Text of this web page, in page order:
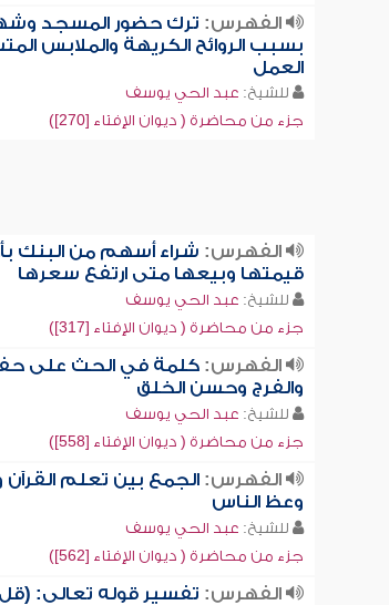
الفهرس: ترك حضور المسجد
بسبب الروائح الكريهة والملابس
العمل
للشيخ: عبد الحي يوسف
جزء من محاضرة ( ديوان الإفتاء [270])
الفهرس: شراء أسهم من البنك
قيمتها وبيعها متى ارتفع سعرها
للشيخ: عبد الحي يوسف
جزء من محاضرة ( ديوان الإفتاء [317])
الفهرس:كلمة في الحث على
والفرج وحسن الخلق
للشيخ: عبد الحي يوسف
جزء من محاضرة ( ديوان الإفتاء [558])
الفهرس:الجمع بين تعلم القرآن
وعظ الناس
للشيخ: عبد الحي يوسف
جزء من محاضرة ( ديوان الإفتاء [562])
الفهرس: تفسير قوله تعالى: